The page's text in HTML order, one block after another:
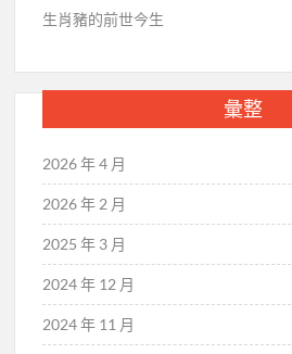
生肖豬的前世今生
彙整
2026 年 4 月
2026 年 2 月
2025 年 3 月
2024 年 12 月
2024 年 11 月